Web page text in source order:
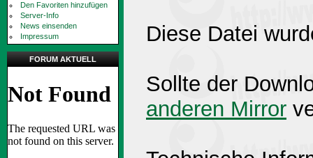
Den Favoriten hinzufügen
Server-Info
News einsenden
Impressum
FORUM AKTUELL
Diese Datei
Sollte der
anderen Mirror